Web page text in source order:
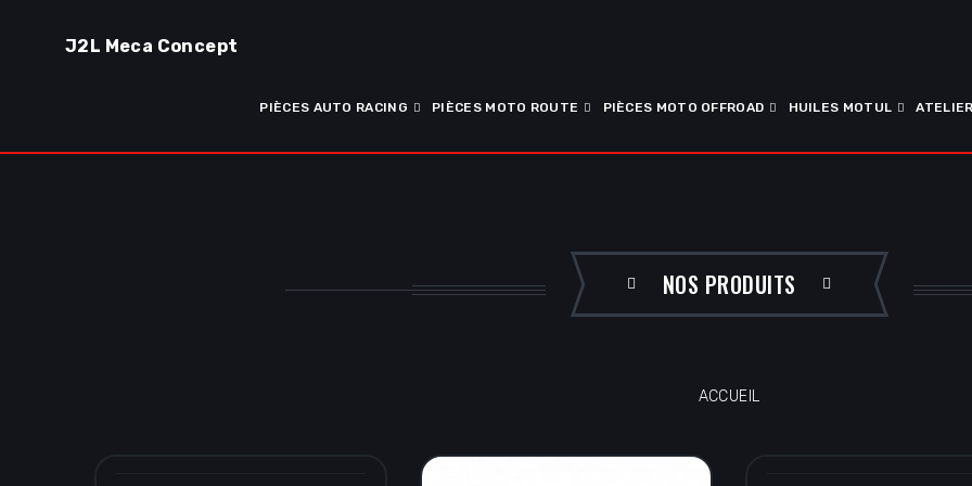
J2L Meca Concept
PIÈCES AUTO RACING PIÈCES MOTO ROUTE PIÈCES MOTO OFFROAD HUILES MOTUL
NOS PRODUITS
ACCUEIL